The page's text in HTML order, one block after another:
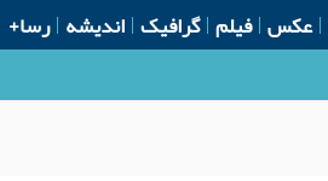
عکس فیلم گرافیک اندیشه رسا+